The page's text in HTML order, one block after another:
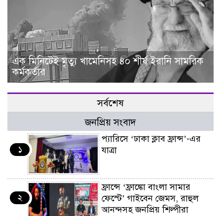
এক মিনিটেই মৃত্যু খামেনিসহ ৪০ শীর্ষ ইরানি সামরিক
কর্মকর্তার
সর্বশেষ
জনপ্রিয় সংবাদ
১
প্যারিসে ‘ঢাকা ক্লাব ফ্রান্স’-এর
যাত্রা
২
ফ্রান্সে ‘ফ্রাঙ্কো বাংলা সামার
ফেস্টে’ গাইবেন জেমস, রাহুল
আনন্দসহ জনপ্রিয় শিল্পীরা